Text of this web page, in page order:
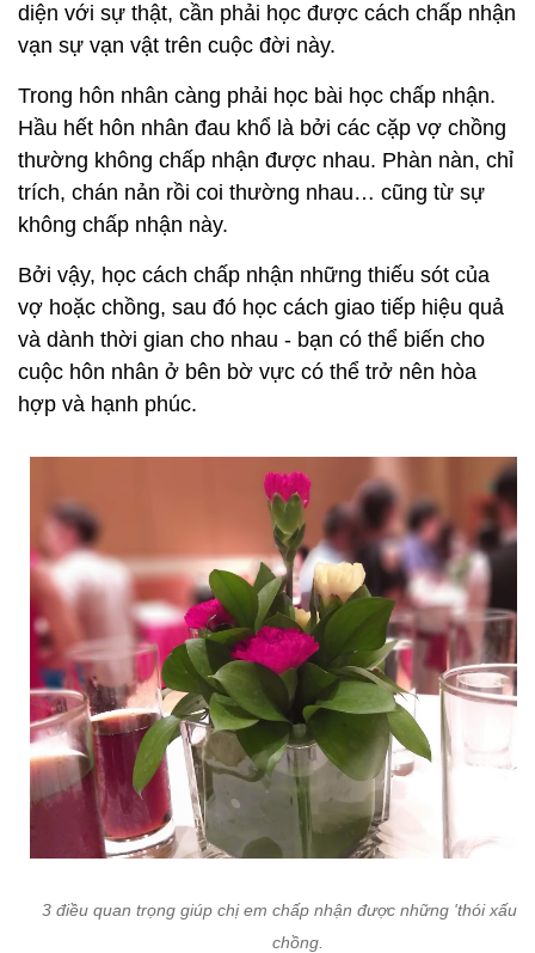
diện với sự thật, cần phải học được cách chấp nhận
vạn sự vạn vật trên cuộc đời này.
Trong hôn nhân càng phải học bài học chấp nhận.
Hầu hết hôn nhân đau khổ là bởi các cặp vợ chồng
thường không chấp nhận được nhau. Phàn nàn, chỉ
trích, chán nản rồi coi thường nhau… cũng từ sự
không chấp nhận này.
Bởi vậy, học cách chấp nhận những thiếu sót của
vợ hoặc chồng, sau đó học cách giao tiếp hiệu quả
và dành thời gian cho nhau - bạn có thể biến cho
cuộc hôn nhân ở bên bờ vực có thể trở nên hòa
hợp và hạnh phúc.
3 điều quan trọng giúp chị em chấp nhận được những 'thói xấu'
chồng.